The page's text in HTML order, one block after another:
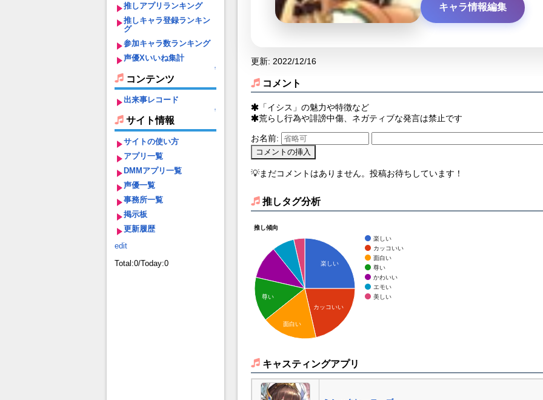
推しアプリランキング
推しキャラ登録ランキン
グ
参加キャラ数ランキング
声優Xいいね集計
↑
コンテンツ
出来事レコード
↑
サイト情報
サイトの使い方
アプリ一覧
DMMアプリ一覧
声優一覧
事務所一覧
掲示板
更新履歴
edit
Total:0/Today:0
キャラ情報編集
更新: 2022/12/16
コメント
「イシス」の魅力や特徴など
荒らし行為や誹謗中傷、ネガティブな発言は禁止です
お名前:
💡まだコメントはありません。投稿お待ちしています！
推しタグ分析
推し傾向
楽しい
カッコいい
面白い
尊い
かわいい
エモい
美しい
楽しい
カッコいい
尊い
面白い
キャスティングアプリ